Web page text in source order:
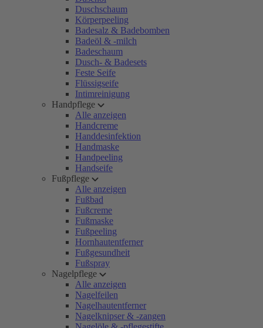
Duschschaum
Körperpeeling
Badesalz & Badebomben
Badeöl & -milch
Badeschaum
Dusch- & Badesets
Feste Seife
Flüssigseife
Intimreinigung
Handpflege
Alle anzeigen
Handcreme
Handdesinfektion
Handmaske
Handpeeling
Handseife
Fußpflege
Alle anzeigen
Fußbad
Fußcreme
Fußmaske
Fußpeeling
Hornhautentferner
Fußgesundheit
Fußspray
Nagelpflege
Alle anzeigen
Nagelfeilen
Nagelhautentferner
Nagelknipser & -zangen